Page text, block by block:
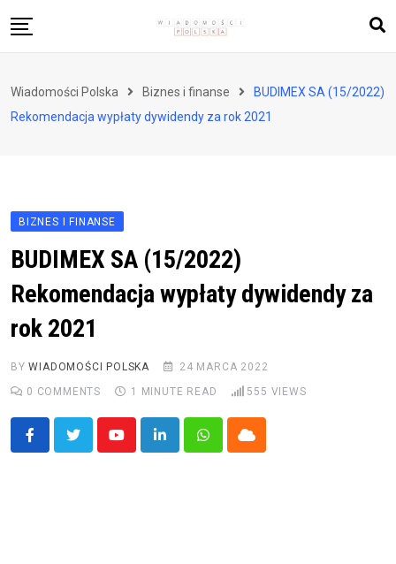
to
Zdrowie i styl życia
Wiadomości Polska Biznes i finanse
BUDIMEX SA (15/2022)
Rekomendacja wypłaty dywidendy za rok 2021
BIZNES I FINANSE
BUDIMEX SA (15/2022)
Rekomendacja wypłaty dywidendy za
rok 2021
BYWIADOMOŚCI POLSKA
24 MARCA 2022
0 COMMENTS 1 MINUTE READ 555 VIEWS
YoutubeLinkedInWhatsappCloud